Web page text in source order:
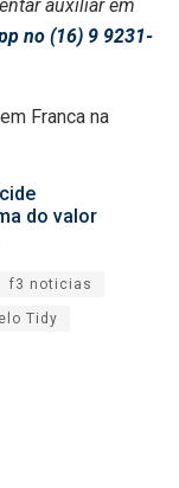
auxiliar em
no (16) 9 9231-
Franca na
do valor
f3 noticias
Tidy